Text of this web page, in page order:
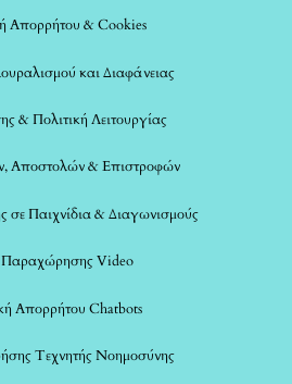
Απορρήτου & Cookies
και Διαφάνειας
& Πολιτική Λειτουργίας
Αποστολών & Επιστροφών
σε Παιχνίδια & Διαγωνισμούς
Video
Απορρήτου Chatbots
Τεχνητής Νοημοσύνης